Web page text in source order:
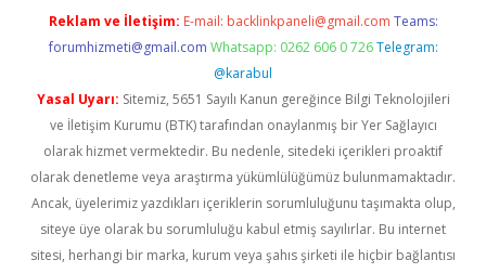
Reklam ve İletişim: E-mail: backlinkpaneli@gmail.com Teams:
forumhizmeti@gmail.com Whatsapp: 0262 606 0 726 Telegram:
@karabul
Yasal Uyarı: Sitemiz, 5651 Sayılı Kanun gereğince Bilgi Teknolojileri
ve İletişim Kurumu (BTK) tarafından onaylanmış bir Yer Sağlayıcı
olarak hizmet vermektedir. Bu nedenle, sitedeki içerikleri proaktif
olarak denetleme veya araştırma yükümlülüğümüz bulunmamaktadır.
Ancak, üyelerimiz yazdıkları içeriklerin sorumluluğunu taşımakta olup,
siteye üye olarak bu sorumluluğu kabul etmiş sayılırlar. Bu internet
sitesi, herhangi bir marka, kurum veya şahıs şirketi ile hiçbir bağlantısı